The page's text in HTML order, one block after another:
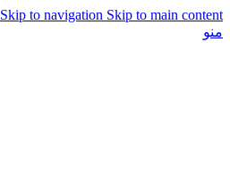
Skip to navigation Skip to main content
منو